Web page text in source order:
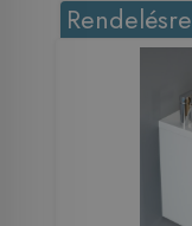
Rendelésre